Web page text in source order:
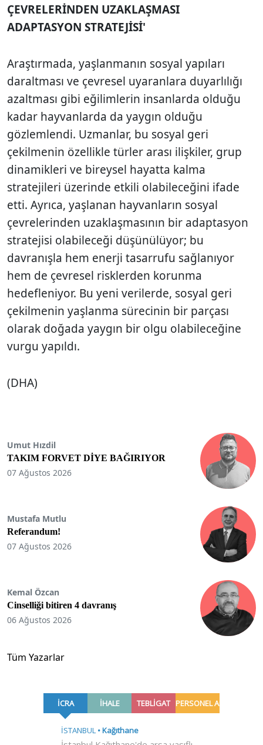
ÇEVRELERİNDEN UZAKLAŞMASI
ADAPTASYON STRATEJİSİ'
Araştırmada, yaşlanmanın sosyal yapıları
daraltması ve çevresel uyaranlara duyarlılığı
azaltması gibi eğilimlerin insanlarda olduğu
kadar hayvanlarda da yaygın olduğu
gözlemlendi. Uzmanlar, bu sosyal geri
çekilmenin özellikle türler arası ilişkiler, grup
dinamikleri ve bireysel hayatta kalma
stratejileri üzerinde etkili olabileceğini ifade
etti. Ayrıca, yaşlanan hayvanların sosyal
çevrelerinden uzaklaşmasının bir adaptasyon
stratejisi olabileceği düşünülüyor; bu
davranışla hem enerji tasarrufu sağlanıyor
hem de çevresel risklerden korunma
hedefleniyor. Bu yeni verilerde, sosyal geri
çekilmenin yaşlanma sürecinin bir parçası
olarak doğada yaygın bir olgu olabileceğine
vurgu yapıldı.
(DHA)
Umut Hızdil
TAKIM FORVET DİYE BAĞIRIYOR
07 Ağustos 2026
Mustafa Mutlu
Referandum!
07 Ağustos 2026
Kemal Özcan
Cinselliği bitiren 4 davranış
06 Ağustos 2026
Tüm Yazarlar